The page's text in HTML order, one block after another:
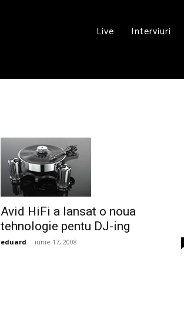
Live Interviuri
Avid HiFi a lansat o noua
tehnologie pentu DJ-ing
eduard - iunie 17, 2008